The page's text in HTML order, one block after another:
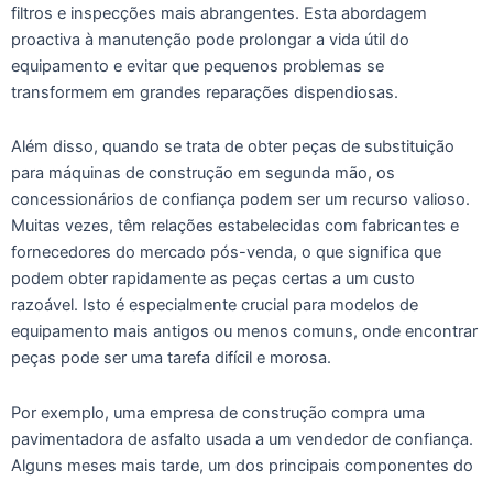
filtros e inspecções mais abrangentes. Esta abordagem
proactiva à manutenção pode prolongar a vida útil do
equipamento e evitar que pequenos problemas se
transformem em grandes reparações dispendiosas.
Além disso, quando se trata de obter peças de substituição
para máquinas de construção em segunda mão, os
concessionários de confiança podem ser um recurso valioso.
Muitas vezes, têm relações estabelecidas com fabricantes e
fornecedores do mercado pós-venda, o que significa que
podem obter rapidamente as peças certas a um custo
razoável. Isto é especialmente crucial para modelos de
equipamento mais antigos ou menos comuns, onde encontrar
peças pode ser uma tarefa difícil e morosa.
Por exemplo, uma empresa de construção compra uma
pavimentadora de asfalto usada a um vendedor de confiança.
Alguns meses mais tarde, um dos principais componentes do